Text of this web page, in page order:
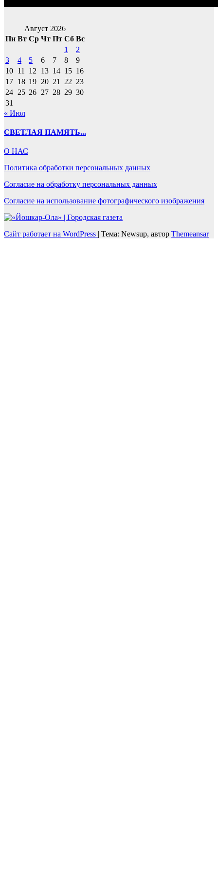
Август 2026
Пн Вт Ср Чт Пт Сб Вс
1
2
3
4 5 6 7 8
9
10 11 12 13 14 15 16
17 18 19 20 21 22 23
24 25 26 27 28 29 30
31
« Июл
СВЕТЛАЯ ПАМЯТЬ...
О НАС
Политика обработки персональных данных
Согласие на обработку персональных данных
Согласие на использование фотографического изображения
Сайт работает на WordPress | Тема: Newsup, автор Themeansar